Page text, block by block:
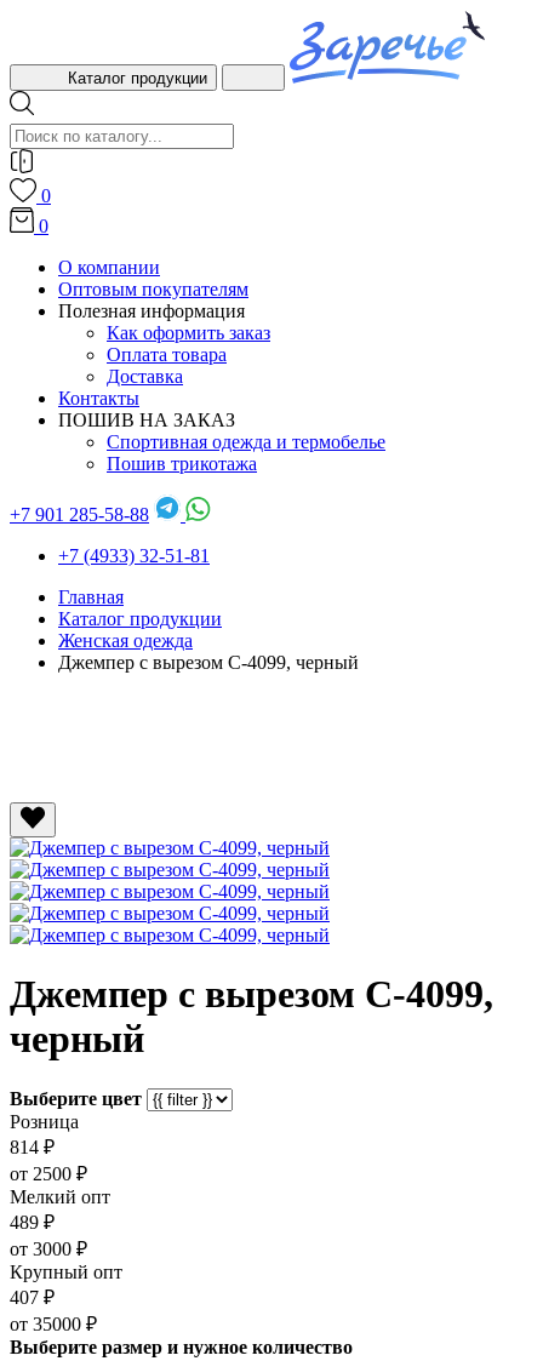
Каталог продукции
0
0
О компании
Оптовым покупателям
Полезная информация
Как оформить заказ
Оплата товара
Доставка
Контакты
ПОШИВ НА ЗАКАЗ
Спортивная одежда и термобелье
Пошив трикотажа
+7 901 285-58-88
+7 (4933) 32-51-81
Главная
Каталог продукции
Женская одежда
Джемпер с вырезом C-4099, черный
Джемпер с вырезом C-4099,
черный
Выберите цвет
Розница
814 ₽
от 2500 ₽
Мелкий опт
489 ₽
от 3000 ₽
Крупный опт
407 ₽
от 35000 ₽
Выберите размер и нужное количество